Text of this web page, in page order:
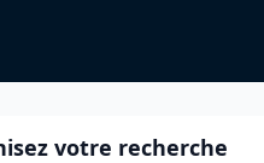
votre recherche